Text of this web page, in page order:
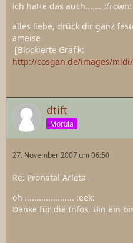
ich hatte das auch....... :frown:
alles liebe, drück dir ganz
ameise
[Blockierte Grafik:
http://cosgan.de/images/
dtift
Morula
27. November 2007 um 06:50
Re: Pronatal Arleta
oh ..................... :eek:
Danke für die Infos. Bin ein